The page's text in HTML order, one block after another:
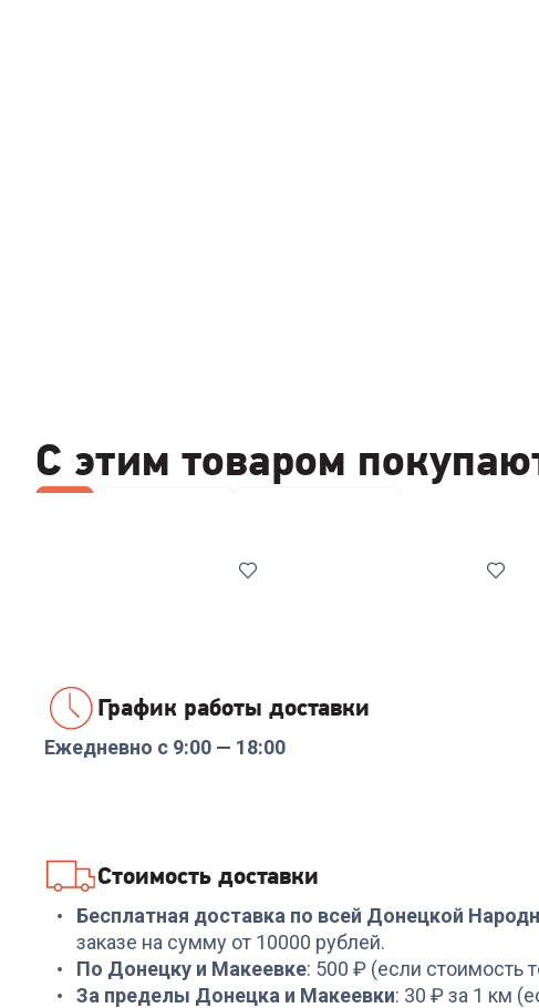
С этим товаром
Код:6997700
3 589 5 289₽
График работы доставки
Ежедневно с 9:00 — 18:00
Стоимость доставки
Бесплатная доставка по всей Донецкой
заказе на сумму от 10000 рублей.
По Донецку и Макеевке: 500 ₽ (если стоимость
За пределы Донецка и Макеевки: 30 ₽ за 1 км